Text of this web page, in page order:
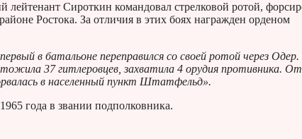
Сироткин командовал стрелковой ротой,
Ростока. За отличия в этих боях награжден орденом
в батальоне переправился со своей ротой через Одер.
37 гитлеровцев, захватила 4 орудия противника.
в населенный пункт Штатфельд».
года в звании подполковника.